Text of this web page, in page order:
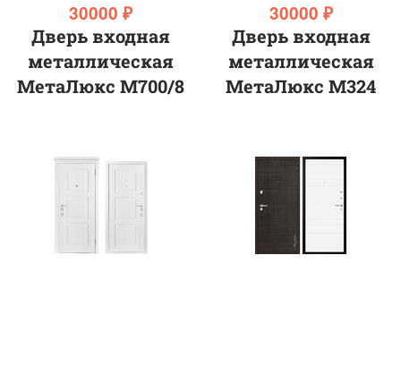
30000 ₽
Дверь входная
металлическая
МетаЛюкс М700/8
30000 ₽
Дверь входная
металлическая
МетаЛюкс М324